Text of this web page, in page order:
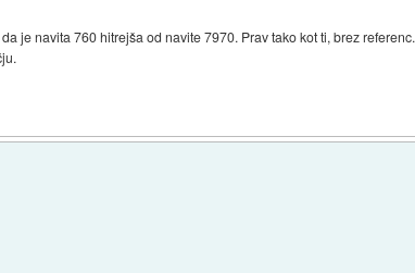
je navita 760 hitrejša od navite 7970. Prav tako kot ti, brez referenc.